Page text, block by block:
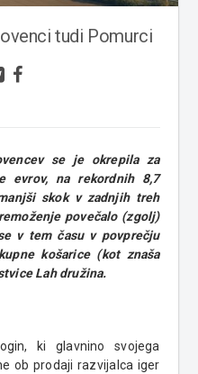
tudi Pomurci
se je okrepila za
evrov, na rekordnih 8,7
skok v zadnjih treh
povečalo (zgolj)
v tem času v povprečju
košarice (kot znaša
Lah družina.
ki glavnino svojega
ob prodaji razvijalca iger